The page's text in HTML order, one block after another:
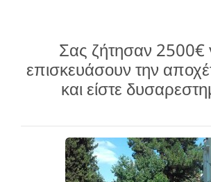
Σας ζήτησαν 2500€
επισκευάσουν την
και είστε